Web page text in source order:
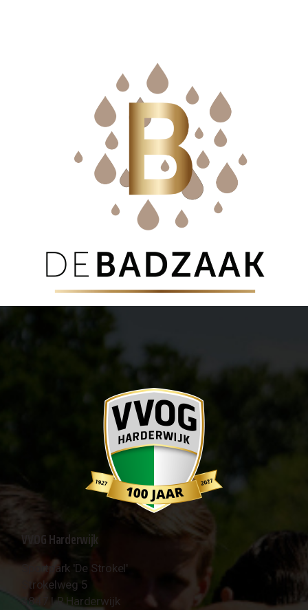
VVOG Harderwijk
Sportpark 'De Strokel'
Strokelweg 5
3847 LR Harderwijk